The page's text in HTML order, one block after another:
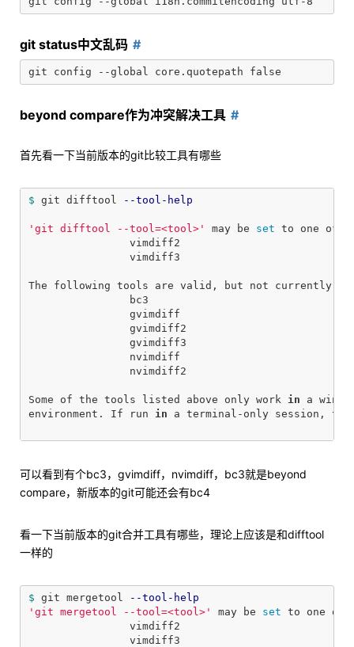
git status中文乱码
beyond compare作为冲突解决工具
首先看一下当前版本的git比较工具有哪些
$ git difftool --tool-help
'git difftool --tool=<tool>' may be set to one of
                vimdiff2
                vimdiff3
The following tools are valid, but not currently
                bc3
                gvimdiff
                gvimdiff2
                gvimdiff3
                nvimdiff
                nvimdiff2
Some of the tools listed above only work in a
environment. If run in a terminal-only session,
可以看到有个bc3，gvimdiff，nvimdiff，bc3就是beyond
compare，新版本的git可能还会有bc4
看一下当前版本的git合并工具有哪些，理论上应该是和difftool
一样的
$ git mergetool
--tool-help
'git mergetool --tool=<tool>'
may be set to one of
                vimdiff2
                vimdiff3